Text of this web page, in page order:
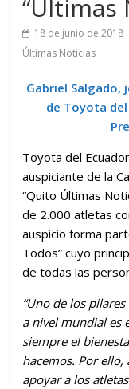
“Últimas
18 de junio de 2018
Últimas Noticias
Gabriel Salgado,
de Toyota del
Toyota del
auspiciante de la
“Quito Últimas
de 2.000 atletas
auspicio forma
Todos” cuyo
de todas las
“Uno de los
a nivel mundial es
siempre el
hacemos. Por ello,
apoyar a los